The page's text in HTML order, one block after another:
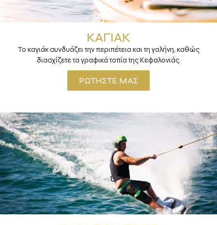
ΚΑΓΙΆΚ
Το καγιάκ συνδυάζει την περιπέτεια και τη γαλήνη, καθώς
διασχίζετε τα γραφικά τοπία της Κεφαλονιάς.
ΡΩΤΉΣΤΕ ΜΑΣ